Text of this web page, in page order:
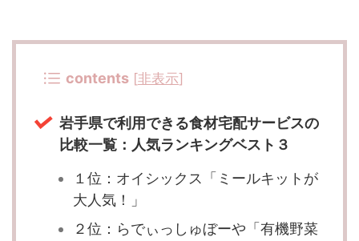
contents [非表示]
岩手県で利用できる食材宅配サービスの
比較一覧：人気ランキングベスト３
１位：オイシックス「ミールキットが
大人気！」
２位：らでぃっしゅぼーや「有機野菜